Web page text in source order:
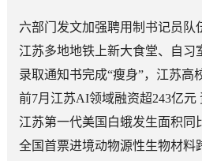
六部门发文加强聘用制书记员队
江苏多地地铁上新大食堂、自习
——从“客流通道”到“生活场景”
录取通知书完成“瘦身”，江苏高
一课
前7月江苏AI领域融资超243亿
底盘夯实
江苏第一代美国白蛾发生面积同
全国首票进境动物源性生物材料